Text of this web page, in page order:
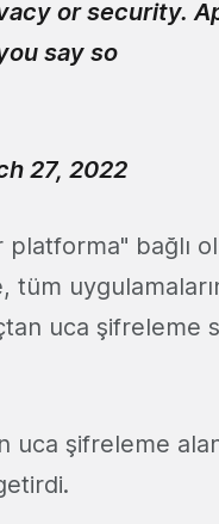
or security.
say so
27, 2022
bağlı
tüm
uca şifreleme
şifreleme